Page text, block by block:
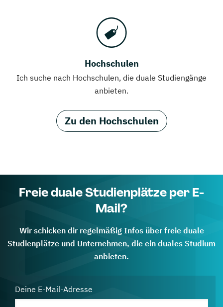
Hochschulen
Ich suche nach Hochschulen, die duale Studiengänge
anbieten.
Zu den Hochschulen
Freie duale Studienplätze per E-
Mail?
Wir schicken dir regelmäßig Infos über freie duale
Studienplätze und Unternehmen, die ein duales Studium
anbieten.
Deine E-Mail-Adresse